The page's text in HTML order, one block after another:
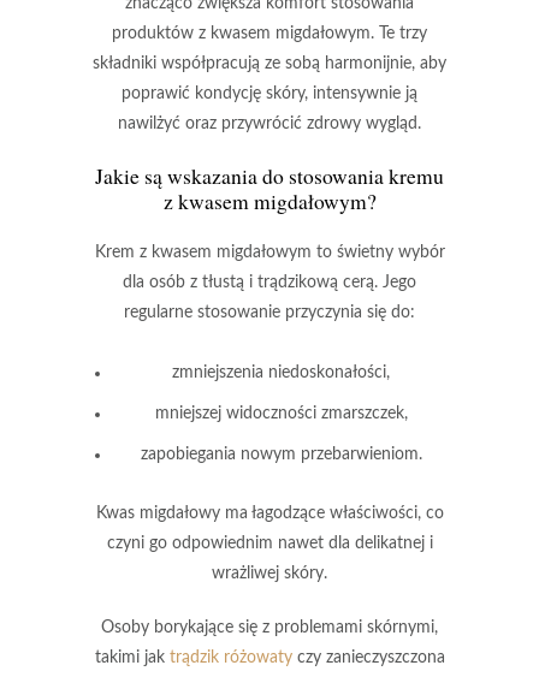
znacząco zwiększa komfort stosowania
produktów z kwasem migdałowym. Te trzy
składniki współpracują ze sobą harmonijnie, aby
poprawić kondycję skóry, intensywnie ją
nawilżyć oraz przywrócić zdrowy wygląd.
Jakie są wskazania do stosowania kremu
z kwasem migdałowym?
Krem z kwasem migdałowym to świetny wybór
dla osób z tłustą i trądzikową cerą. Jego
regularne stosowanie przyczynia się do:
zmniejszenia niedoskonałości,
mniejszej widoczności zmarszczek,
zapobiegania nowym przebarwieniom.
Kwas migdałowyma łagodzące właściwości, co
czyni go odpowiednim nawet dla delikatnej i
wrażliwej skóry.
Osoby borykające się z problemami skórnymi,
takimi jak trądzik różowatyczy zanieczyszczona